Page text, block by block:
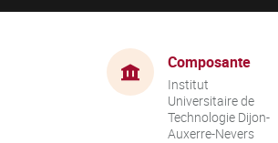
Composante
Institut
Universitaire de
Technologie Dijon-
Auxerre-Nevers